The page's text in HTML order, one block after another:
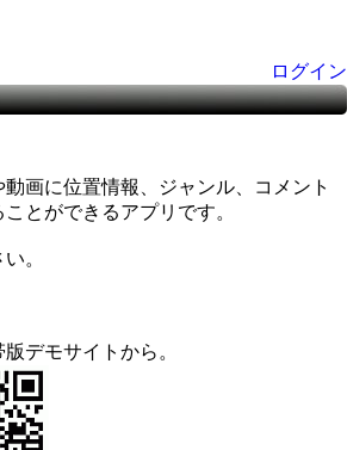
ログイン
画に位置情報、ジャンル、コメント
とができるアプリです。
。
デモサイトから。